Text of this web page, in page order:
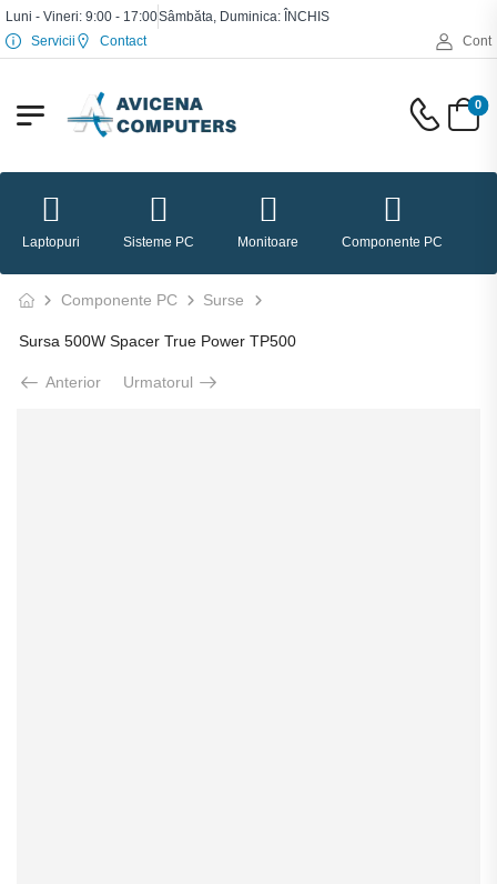
Luni - Vineri: 9:00 - 17:00Sâmbăta, Duminica: ÎNCHIS
Servicii
Contact Cont
0
Laptopuri Sisteme PC Monitoare Componente PC
Componente PC Surse
Sursa 500W Spacer True Power TP500
Anterior Urmatorul